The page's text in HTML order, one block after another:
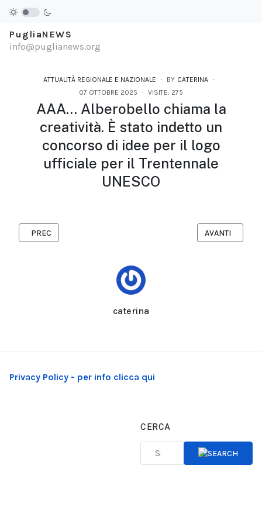
PugliaNEWS
info@puglianews.org
ATTUALITÀ REGIONALE E NAZIONALE BY CATERINA
07 OTTOBRE 2025
VISITE: 275
AAA… Alberobello chiama la
creatività. È stato indetto un
concorso di idee per il logo
ufficiale per il Trentennale
UNESCO
caterina
ARTICOLO PRECEDENTE: ‘UNDERDOGS VOL. 1’, IL NUOVO
PREC ARTICOLO
AVANTI
Privacy Policy - per info clicca qui
CERCA